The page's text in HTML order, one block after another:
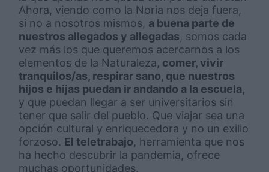
Ahora, viendo como la Noria nos deja fuera,
si no a nosotros mismos, a buena parte de
nuestros allegados y allegadas, somos cada
vez más los que queremos acercarnos a los
elementos de la Naturaleza, comer, vivir
tranquilos/as, respirar sano, que nuestros
hijos e hijas puedan ir andando a la escuela,
y que puedan llegar a ser universitarios sin
tener que salir del pueblo. Que viajar sea una
opción cultural y enriquecedora y no un exilio
forzoso. El teletrabajo, herramienta que nos
ha hecho descubrir la pandemia, ofrece
muchas oportunidades.